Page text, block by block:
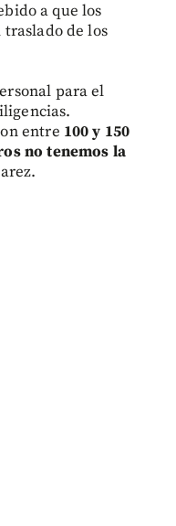
a que los
de los
para el
entre 100 y 150
no tenemos la